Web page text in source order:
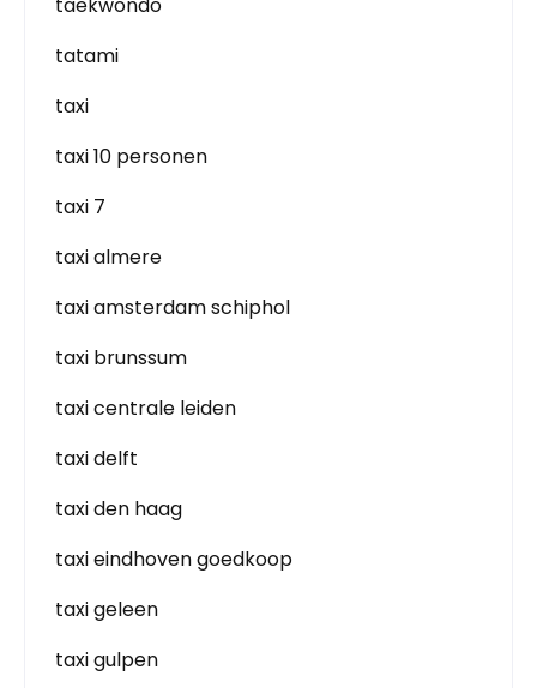
tatami
taxi
taxi 10 personen
taxi 7
taxi almere
taxi amsterdam schiphol
taxi brunssum
taxi centrale leiden
taxi delft
taxi den haag
taxi eindhoven goedkoop
taxi geleen
taxi gulpen